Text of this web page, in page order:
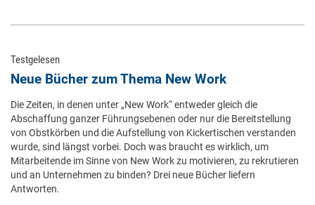
Testgelesen
Neue Bücher zum Thema New Work
Die Zeiten, in denen unter „New Work“ entweder gleich die
Abschaffung ganzer Führungsebenen oder nur die Bereitstellung
von Obstkörben und die Aufstellung von Kickertischen verstanden
wurde, sind längst vorbei. Doch was braucht es wirklich, um
Mitarbeitende im Sinne von New Work zu motivieren, zu rekrutieren
und an Unternehmen zu binden? Drei neue Bücher liefern
Antworten.